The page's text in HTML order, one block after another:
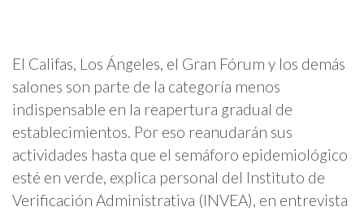
El Califas, Los Ángeles, el Gran Fórum y los demás
salones son parte de la categoría menos
indispensable en la reapertura gradual de
establecimientos. Por eso reanudarán sus
actividades hasta que el semáforo epidemiológico
esté en verde, explica personal del Instituto de
Verificación Administrativa (INVEA), en entrevista